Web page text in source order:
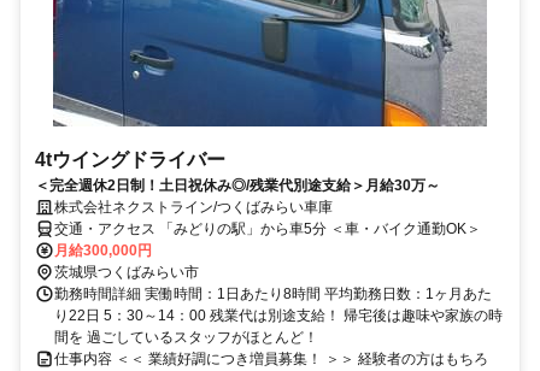
4tウイングドライバー
＜完全週休2日制！土日祝休み◎/残業代別途支給＞月給30万～
株式会社ネクストライン/つくばみらい車庫
交通・アクセス 「みどりの駅」から車5分 ＜車・バイク通勤OK＞
月給300,000円
茨城県つくばみらい市
勤務時間詳細 実働時間：1日あたり8時間 平均勤務日数：1ヶ月あた
り22日 5：30～14：00 残業代は別途支給！ 帰宅後は趣味や家族の時
間を 過ごしているスタッフがほとんど！
仕事内容 ＜＜ 業績好調につき増員募集！ ＞＞ 経験者の方はもちろ